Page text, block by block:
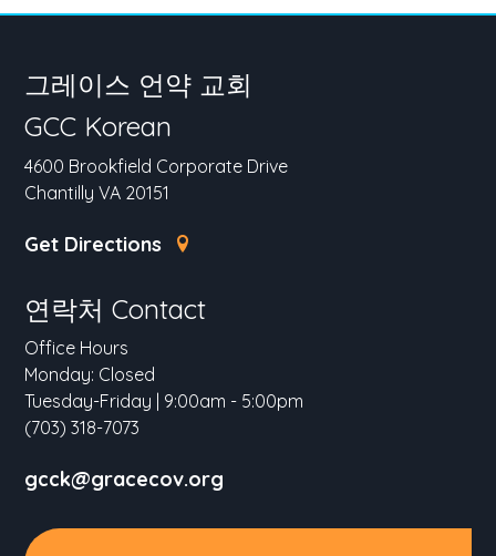
그레이스 언약 교회
GCC Korean
4600 Brookfield Corporate Drive
Chantilly VA 20151
Get Directions
연락처 Contact
Office Hours
Monday: Closed
Tuesday-Friday | 9:00am - 5:00pm
(703) 318-7073
gcck@gracecov.org